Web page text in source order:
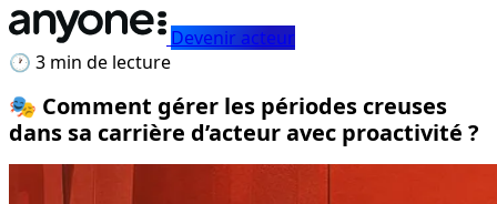
Devenir acteur
🕐 3 min de lecture
🎭 Comment gérer les périodes creuses
dans sa carrière d’acteur avec proactivité ?